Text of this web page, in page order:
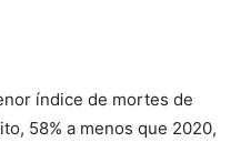
índice de mortes de
58% a menos que 2020,